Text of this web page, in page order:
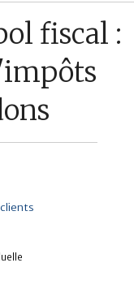
fiscal :